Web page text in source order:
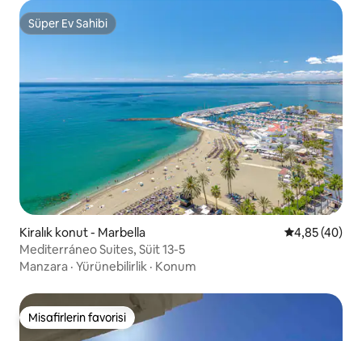
Süper Ev Sahibi
Süper Ev Sahibi
Kiralık konut - Marbella 5 üzerinden
4,85 (40)
Mediterráneo Suites, Süit 13-5
Manzara · Yürünebilirlik · Konum
Misafirlerin favorisi
Misafirlerin favorisi